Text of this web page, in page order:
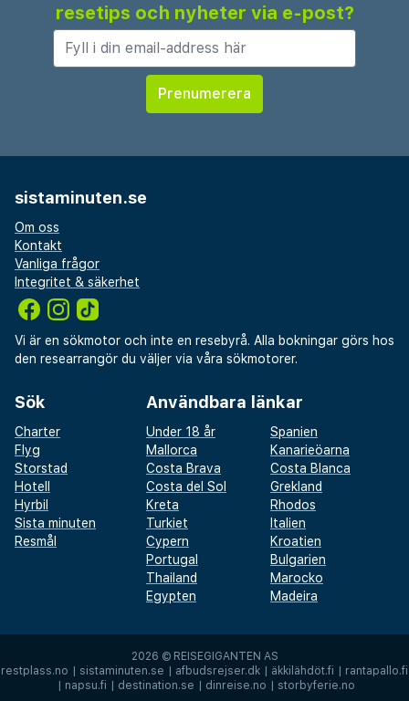
resetips och nyheter via e-post?
sistaminuten.se
Om oss
Kontakt
Vanliga frågor
Integritet & säkerhet
Vi är en sökmotor och inte en resebyrå. Alla bokningar görs hos
den researrangör du väljer via våra sökmotorer.
Sök
Charter
Flyg
Storstad
Hotell
Hyrbil
Sista minuten
Resmål
Användbara länkar
Under 18 år
Spanien
Mallorca
Kanarieöarna
Costa Brava
Costa Blanca
Costa del Sol
Grekland
Kreta
Rhodos
Turkiet
Italien
Cypern
Kroatien
Portugal
Bulgarien
Thailand
Marocko
Egypten
Madeira
2026 © REISEGIGANTEN AS
restplass.no
sistaminuten.se afbudsrejser.dk äkkilähdöt.fi
rantapallo.fi
napsu.fi destination.se dinreise.no storbyferie.no